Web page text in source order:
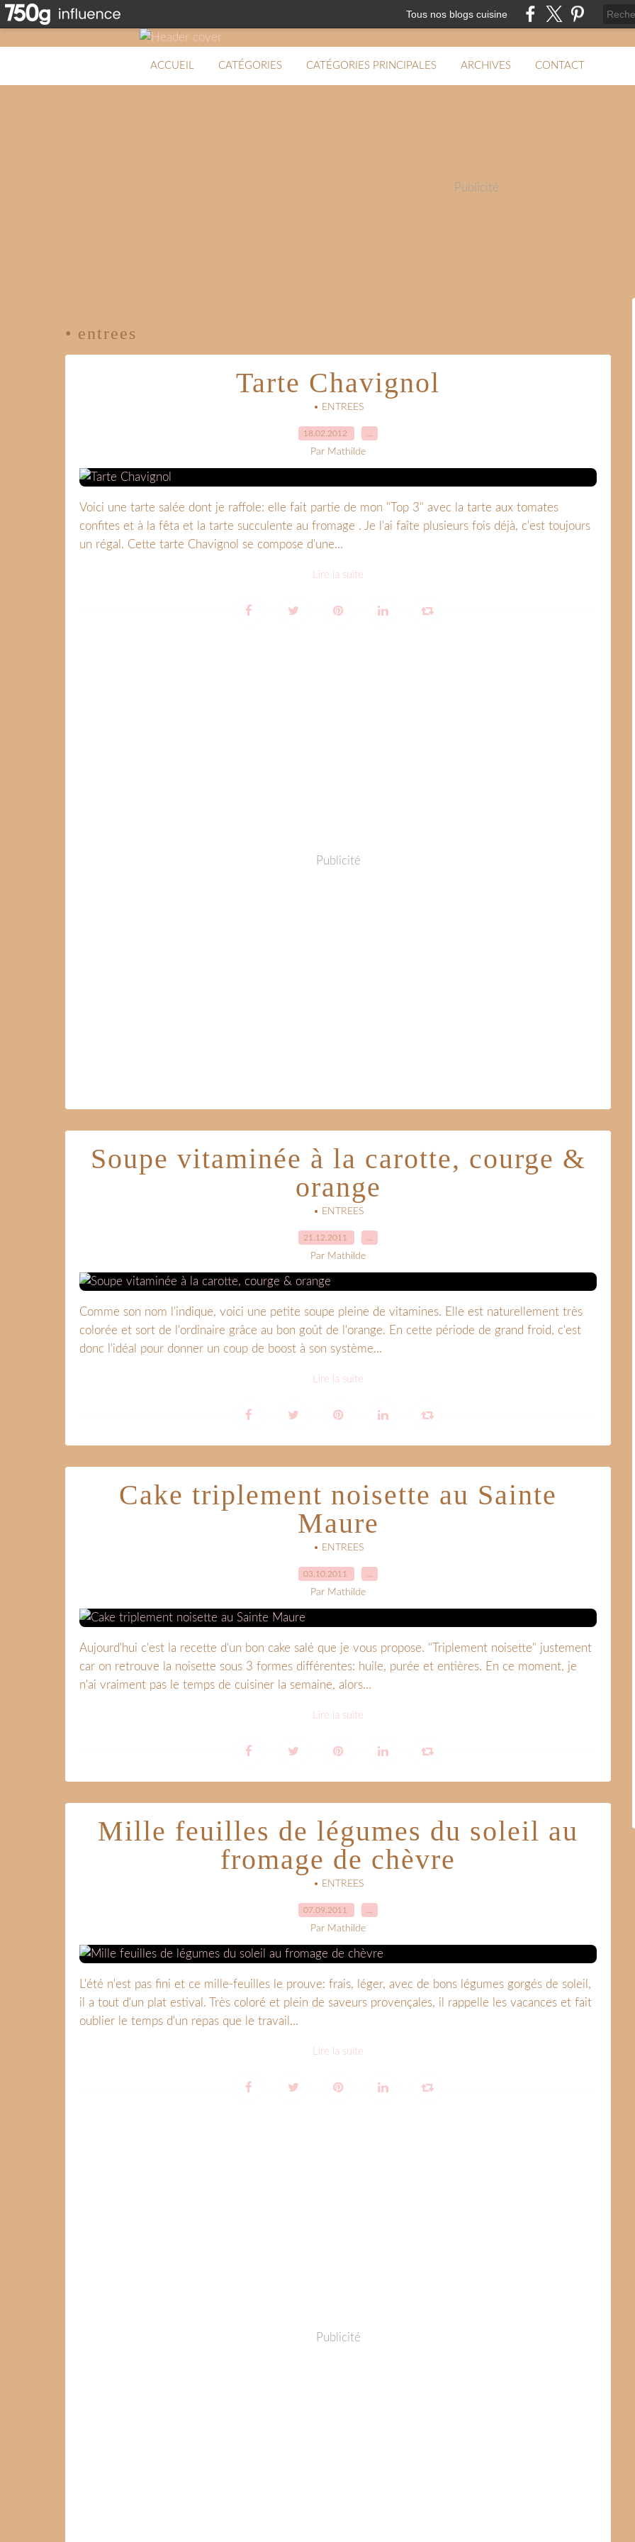
Tous nos blogs cuisine
ACCUEIL CATÉGORIES CATÉGORIES PRINCIPALES ARCHIVES CONTACT
Publicité
• entrees
Tarte Chavignol
• ENTREES
18.02.2012
Par Mathilde
Voici une tarte salée dont je raffole: elle fait partie de mon "Top 3" avec la tarte aux tomates
confites et à la fêta et la tarte succulente au fromage . Je l'ai faîte plusieurs fois déjà, c'est toujours
un régal. Cette tarte Chavignol se compose d'une...
Lire la suite
Publicité
Soupe vitaminée à la carotte, courge &
orange
• ENTREES
21.12.2011
Par Mathilde
Comme son nom l'indique, voici une petite soupe pleine de vitamines. Elle est naturellement très
colorée et sort de l'ordinaire grâce au bon goût de l'orange. En cette période de grand froid, c'est
donc l'idéal pour donner un coup de boost à son système...
Lire la suite
Cake triplement noisette au Sainte
Maure
• ENTREES
03.10.2011
Par Mathilde
Aujourd'hui c'est la recette d'un bon cake salé que je vous propose. "Triplement noisette" justement
car on retrouve la noisette sous 3 formes différentes: huile, purée et entières. En ce moment, je
n'ai vraiment pas le temps de cuisiner la semaine, alors...
Lire la suite
Mille feuilles de légumes du soleil au
fromage de chèvre
• ENTREES
07.09.2011
Par Mathilde
L'été n'est pas fini et ce mille-feuilles le prouve: frais, léger, avec de bons légumes gorgés de soleil,
il a tout d'un plat estival. Très coloré et plein de saveurs provençales, il rappelle les vacances et fait
oublier le temps d'un repas que le travail...
Lire la suite
Publicité